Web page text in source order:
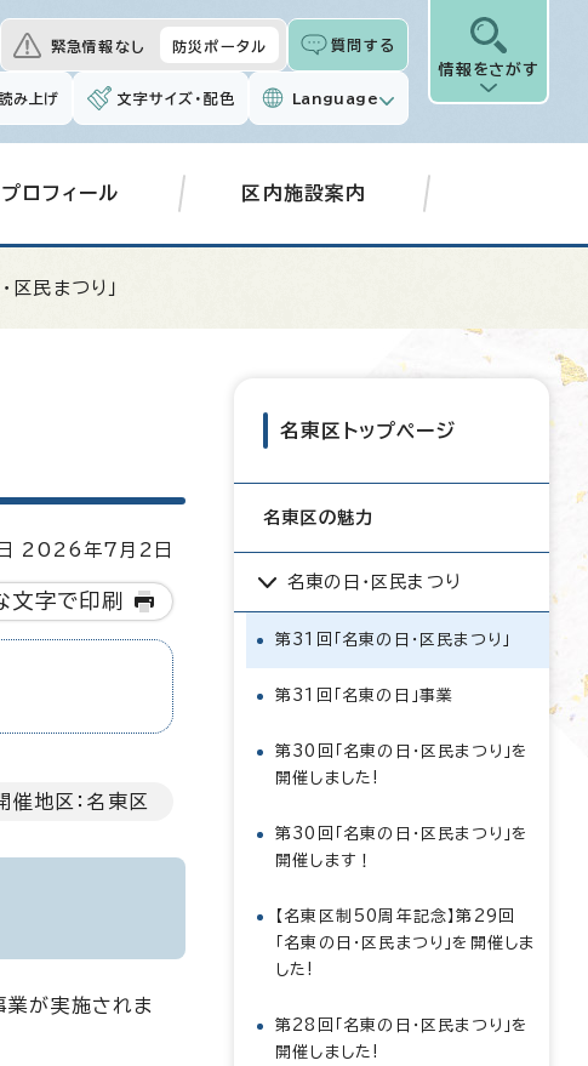
緊急情報なし 防災ポータル 質問する
み上げ 文字サイズ・配色 Language
情報をさがす
ロフィール 区内施設案内
民まつり」
2026年7月2日
文字で印刷
催地区：名東区
業が実施されま
名東区トップページ
名東区の魅力
名東の日・区民まつり
第31回「名東の日・区民まつり」
第31回「名東の日」事業
第30回「名東の日・区民まつり」を
開催しました!
第30回「名東の日・区民まつり」を
開催します！
【名東区制50周年記念】第29回
「名東の日・区民まつり」を開催しま
した!
第28回「名東の日・区民まつり」を
開催しました!